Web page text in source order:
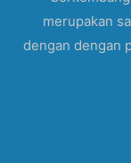
merupakan
dengan dengan